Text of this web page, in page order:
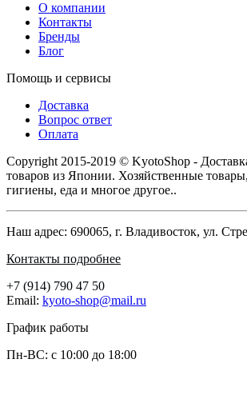
О компании
Контакты
Бренды
Блог
Помощь и сервисы
Доставка
Вопрос ответ
Оплата
Copyright 2015-2019 © KyotoShop -
товаров из Японии. Хозяйственные товары,
гигиены, еда и многое другое..
Наш адрес: 690065, г. Владивосток, ул.
Контакты подробнее
+7 (914) 790 47 50
Email: kyoto-shop@mail.ru
График работы
Пн-ВС: с 10:00 до 18:00